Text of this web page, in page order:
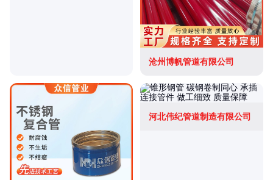
沧州博帆管道有限公司
河北伟纪管道制造有限公司